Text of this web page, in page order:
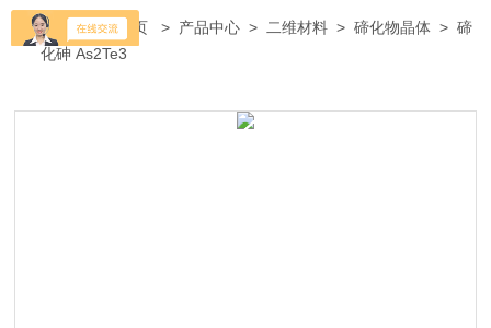
当前位置：首页 > 产品中心 > 二维材料 >碲化物晶体 > 碲
化砷 As2Te3